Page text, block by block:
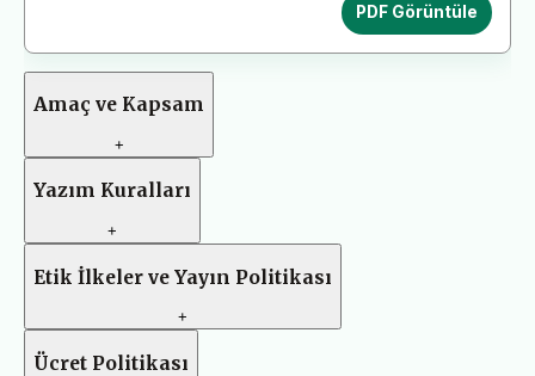
PDF Görüntüle
Amaç ve Kapsam
+
Yazım Kuralları
+
Etik İlkeler ve Yayın Politikası
+
Ücret Politikası